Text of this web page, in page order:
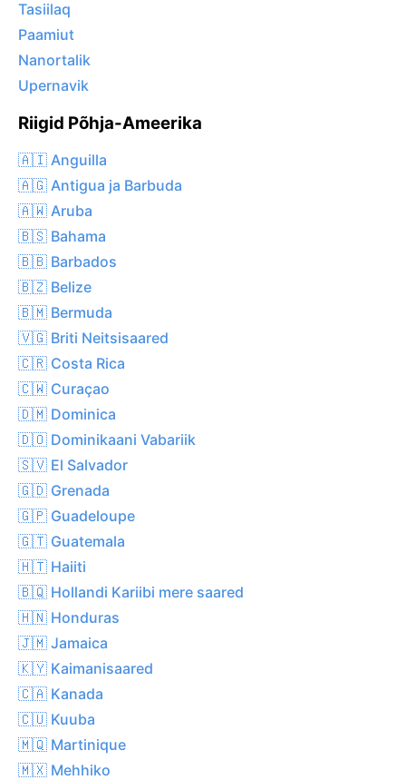
Tasiilaq
Paamiut
Nanortalik
Upernavik
Riigid Põhja-Ameerika
🇦🇮 Anguilla
🇦🇬 Antigua ja Barbuda
🇦🇼 Aruba
🇧🇸 Bahama
🇧🇧 Barbados
🇧🇿 Belize
🇧🇲 Bermuda
🇻🇬 Briti Neitsisaared
🇨🇷 Costa Rica
🇨🇼 Curaçao
🇩🇲 Dominica
🇩🇴 Dominikaani Vabariik
🇸🇻 El Salvador
🇬🇩 Grenada
🇬🇵 Guadeloupe
🇬🇹 Guatemala
🇭🇹 Haiiti
🇧🇶 Hollandi Kariibi mere saared
🇭🇳 Honduras
🇯🇲 Jamaica
🇰🇾 Kaimanisaared
🇨🇦 Kanada
🇨🇺 Kuuba
🇲🇶 Martinique
🇲🇽 Mehhiko